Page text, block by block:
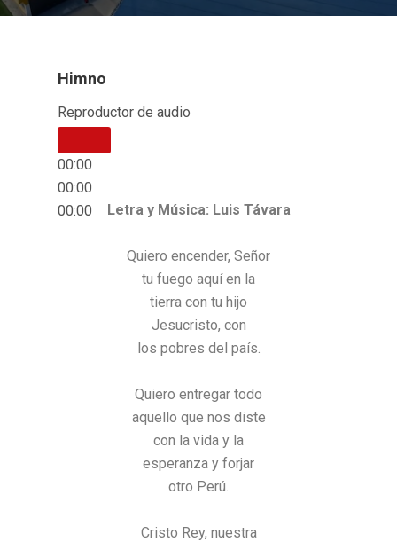
Himno
Reproductor de audio
00:00
00:00
00:00
Letra y Música: Luis Távara
Quiero encender, Señor
tu fuego aquí en la
tierra con tu hijo
Jesucristo, con
los pobres del país.
Quiero entregar todo
aquello que nos diste
con la vida y la
esperanza y forjar
otro Perú.
Cristo Rey, nuestra